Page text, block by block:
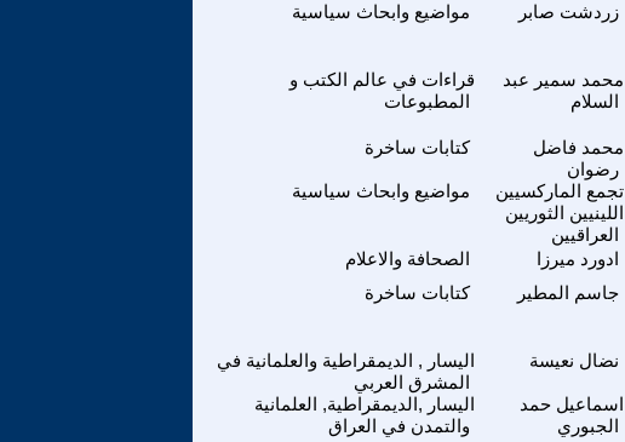
مواضيع وابحاث سياسية
زردشت صابر
قراءات في عالم الكتب و
المطبوعات
محمد سمير عبد
السلام
كتابات ساخرة
محمد فاضل
رضوان
مواضيع وابحاث سياسية
تجمع الماركسيين
اللينيين الثوريين
العراقيين
الصحافة والاعلام ادورد ميرزا
كتابات ساخرة
جاسم المطير
اليسار , الديمقراطية والعلمانية في
المشرق العربي
نضال نعيسة
اليسار ,الديمقراطية, العلمانية
والتمدن في العراق
اسماعيل حمد
الجبوري